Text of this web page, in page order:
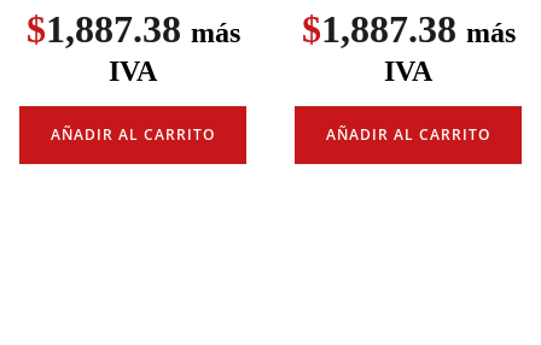
$1,887.38 más
IVA
AÑADIR AL CARRITO
$1,887.38 más
IVA
AÑADIR AL CARRITO